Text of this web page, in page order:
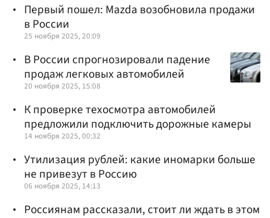
Первый пошел: Mazda возобновила продажи
в России
25 ноября 2025, 20:09
В России спрогнозировали падение
продаж легковых автомобилей
20 ноября 2025, 15:08
К проверке техосмотра автомобилей
предложили подключить дорожные камеры
14 ноября 2025, 00:32
Утилизация рублей: какие иномарки больше
не привезут в Россию
06 ноября 2025, 14:13
Россиянам рассказали, стоит ли ждать в этом